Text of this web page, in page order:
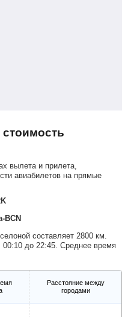
вылета и прилета,
авиабилетов на прямые
BCN
составляет 2800 км.
до 22:45. Среднее время
Расстояние между
городами